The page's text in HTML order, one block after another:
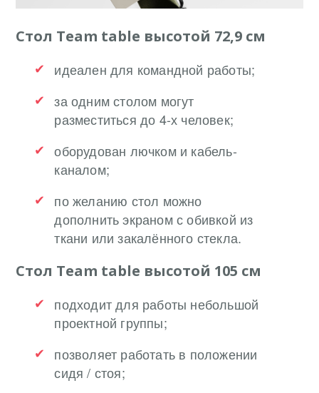
Стол Team table высотой 72,9 см
идеален для командной работы;
за одним столом могут
разместиться до 4-х человек;
оборудован лючком и кабель-
каналом;
по желанию стол можно
дополнить экраном с обивкой из
ткани или закалённого стекла.
Стол Team table высотой 105 см
подходит для работы небольшой
проектной группы;
позволяет работать в положении
сидя / стоя;